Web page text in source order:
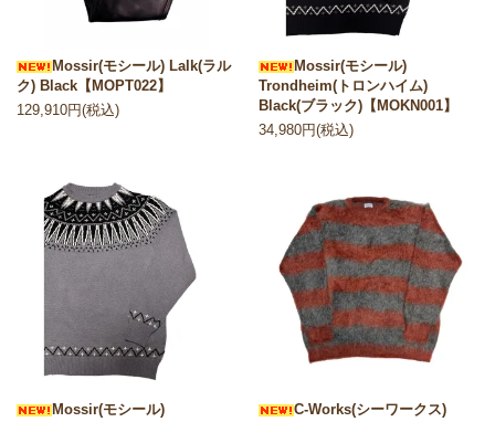
Mossir(モシール) Lalk(ラル
ク) Black【MOPT022】
129,910円(税込)
Mossir(モシール)
Trondheim(トロンハイム)
Black(ブラック)【MOKN001】
34,980円(税込)
Mossir(モシール)
C-Works(シーワークス)